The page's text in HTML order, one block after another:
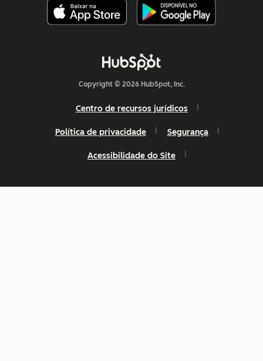
Copyright © 2026 HubSpot, Inc.
Centro de recursos jurídicos
Política de privacidade Segurança
Acessibilidade do Site